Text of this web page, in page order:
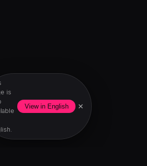
is
View in English ×